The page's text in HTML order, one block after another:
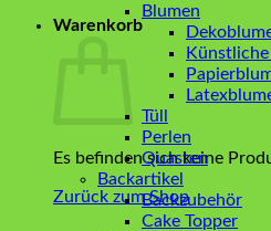
Warenkorb
Es befinden sich keine
Zurück zum Shop
Blumen
Tüll
Perlen
Quasten
Backartikel
Backzubehör
Cake Topper